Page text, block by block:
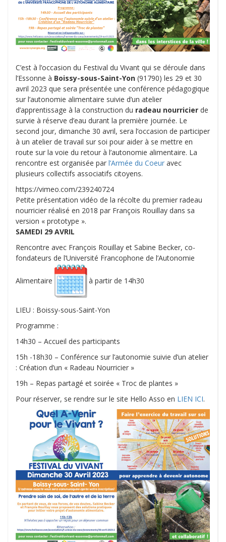
C’est à l’occasion du Festival du Vivant qui se déroule dans
l’Essonne à Boissy-sous-Saint-Yon (91790) les 29 et 30
avril 2023 que sera présentée une conférence pédagogique
sur l’autonomie alimentaire suivie d’un atelier
d’apprentissage à la construction du radeau nourricier de
survie à réserve d’eau durant la première journée. Le
second jour, dimanche 30 avril, sera l’occasion de participer
à un atelier de travail sur soi pour aider à se mettre en
route sur la voie du retour à l’autonomie alimentaire. La
rencontre est organisée par l’Armée du Coeur avec
plusieurs collectifs associatifs citoyens.
https://vimeo.com/239240724
Petite présentation vidéo de la récolte du premier radeau
nourricier réalisé en 2018 par François Rouillay dans sa
version « prototype ».
SAMEDI 29 AVRIL
Rencontre avec François Rouillay et Sabine Becker, co-
fondateurs de l’Université Francophone de l’Autonomie
Alimentaire à partir de 14h30
LIEU : Boissy-sous-Saint-Yon
Programme :
14h30 – Accueil des participants
15h -18h30 – Conférence sur l’autonomie suivie d’un atelier
: Création d’un « Radeau Nourricier »
19h – Repas partagé et soirée « Troc de plantes »
Pour réserver, se rendre sur le site Hello Asso en LIEN ICI.